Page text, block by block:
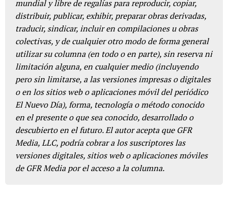
mundial y libre de regalías para reproducir, copiar,
distribuir, publicar, exhibir, preparar obras derivadas,
traducir, sindicar, incluir en compilaciones u obras
colectivas, y de cualquier otro modo de forma general
utilizar su columna (en todo o en parte), sin reserva ni
limitación alguna, en cualquier medio (incluyendo
pero sin limitarse, a las versiones impresas o digitales
o en los sitios web o aplicaciones móvil del periódico
El Nuevo Día), forma, tecnología o método conocido
en el presente o que sea conocido, desarrollado o
descubierto en el futuro. El autor acepta que GFR
Media, LLC, podría cobrar a los suscriptores las
versiones digitales, sitios web o aplicaciones móviles
de GFR Media por el acceso a la columna.